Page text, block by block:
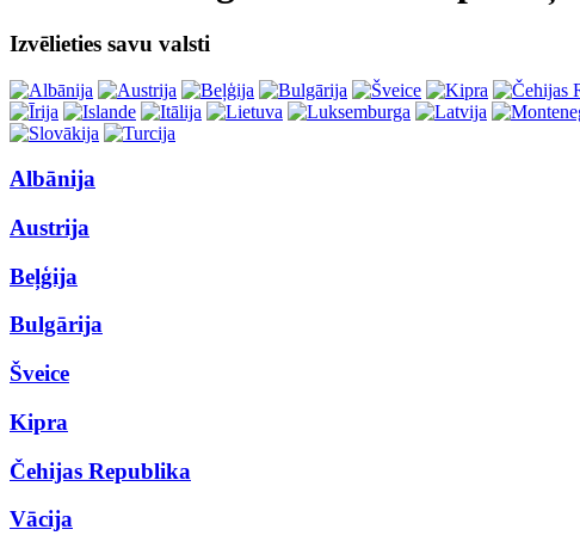
Izvēlieties savu valsti
Albānija
Austrija
Beļģija
Bulgārija
Šveice
Kipra
Čehijas Republika
Vācija